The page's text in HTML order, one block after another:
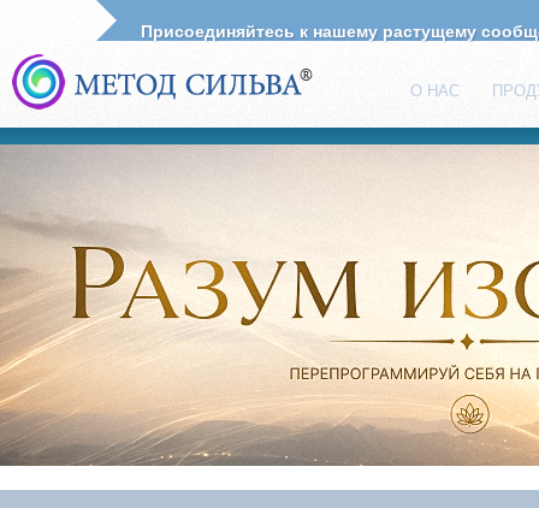
О НАС
Присоединяйтесь к нашему растущему